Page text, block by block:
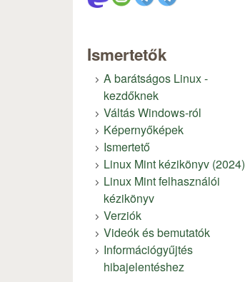
Ismertetők
A barátságos Linux -
kezdőknek
Váltás Windows-ról
Képernyőképek
Ismertető
Linux Mint kézikönyv (2024)
Linux Mint felhasználói
kézikönyv
Verziók
Videók és bemutatók
Információgyűjtés
hibajelentéshez